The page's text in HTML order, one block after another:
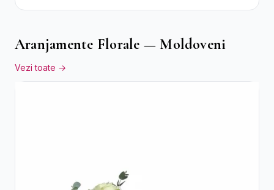
Roșii și Raffaello
Aranjamente Florale — Moldoveni
Vezi toate →